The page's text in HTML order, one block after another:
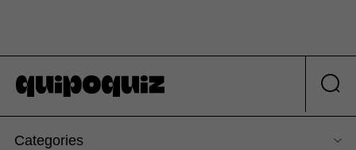
Categories